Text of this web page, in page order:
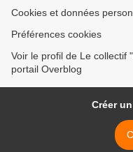
Cookies et données
Préférences cookies
Voir le profil de Le collectif
portail Overblog
Créer